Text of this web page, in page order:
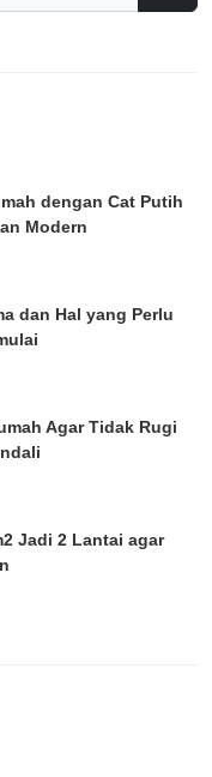
dengan Cat Putih
Modern
dan Hal yang Perlu
Agar Tidak Rugi
Jadi 2 Lantai agar